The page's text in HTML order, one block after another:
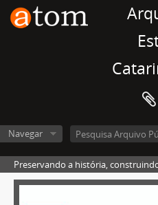
Navegar
Preservando a história,